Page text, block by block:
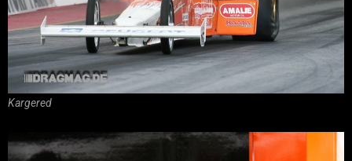
Kargered